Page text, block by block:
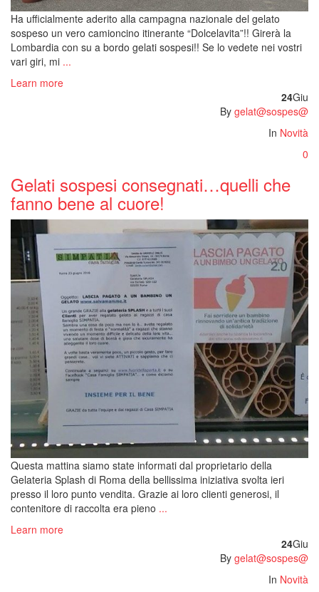
Ha ufficialmente aderito alla campagna nazionale del gelato
sospeso un vero camioncino itinerante “Dolcelavita”!! Girerà la
Lombardia con su a bordo gelati sospesi!! Se lo vedete nei vostri
vari giri, mi ...
Learn more
24Giu
By gelat@sospes@
In Novità
0
Gelati sospesi consegnati…quelli che
fanno bene al cuore!
Questa mattina siamo state informati dal proprietario della
Gelateria Splash di Roma della bellissima iniziativa svolta ieri
presso il loro punto vendita. Grazie ai loro clienti generosi, il
contenitore di raccolta era pieno ...
Learn more
24Giu
By gelat@sospes@
In Novità